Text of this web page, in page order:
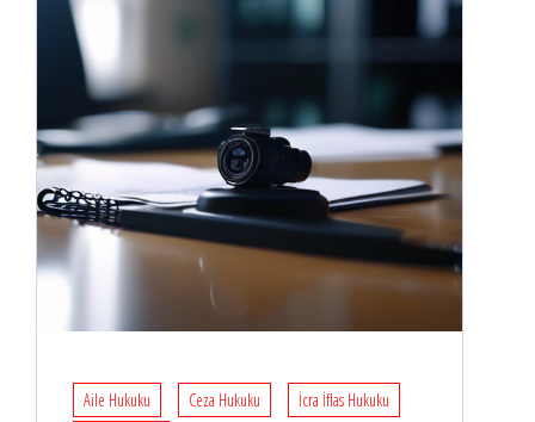
Aile Hukuku Ceza Hukuku
İcra İflas Hukuku